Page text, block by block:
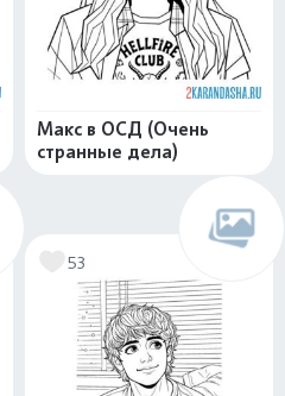
Макс в ОСД (Очень
странные дела)
53